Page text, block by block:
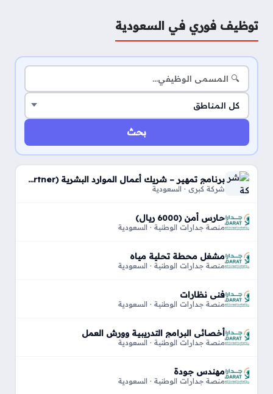
توظيف فوري في السعودية
بحث
برنامج تمهير – شريك أعمال الموارد البشرية (HR Business Partner)
شركة كبري · السعودية
حارس أمن (6000 ريال)
منصة جدارات الوطنية · السعودية
مشغل محطة تحلية مياه
منصة جدارات الوطنية · السعودية
فني نظارات
منصة جدارات الوطنية · السعودية
أخصائي البرامج التدريبية وورش العمل
منصة جدارات الوطنية · السعودية
مهندس جودة
منصة جدارات الوطنية · السعودية